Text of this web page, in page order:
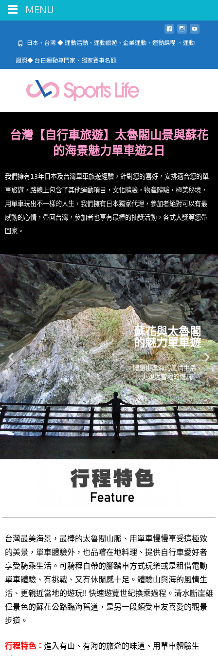
日本、台灣 ◆ 運動活動、運動旅遊、企業運動、運動課程 、運動
證照◆ 台日運動專門家、獨家賽事名額
台灣【自行車旅遊】 太魯閣山景與蘇花
的海景魅力單車遊2日
我們擁有13年日本及台灣單車旅遊經驗，針對您的喜好，安排適合您的單
車旅遊，路線上包含了其他運動項目，文化體驗，物產體驗，極美秘境，
用單車玩出不一樣的人生，我們擁有日本獨家代理，參加者絕對可以有最
感動的心情，帶回台灣，參加者也享有最棒的抽獎活動，各式大獎等您帶
回家。
蘇花與太魯閣
的魅力單車遊
體驗山與海的風情生活、
更親近當地的遊玩!
台灣最美海景，最棒的太魯閣山脈、用單車慢慢享受這極致
的美景，單車體驗外，也品嚐在地料理、提供自行車愛好者
享受騎乘生活。可騎程自帶的腳踏車方式玩樂或是租借電動
單車體驗、有挑戰、又有休閒感十足。體驗山與海的風情生
活、更親近當地的遊玩!! 快速遊覽世紀換乘過程。清水斷崖雄
偉景色的蘇花公路臨海舊道，是另一段頗受車友喜愛的觀景
步道。
行程特色： 進入有山、有海的旅遊的味道、用單車體驗生
MENU